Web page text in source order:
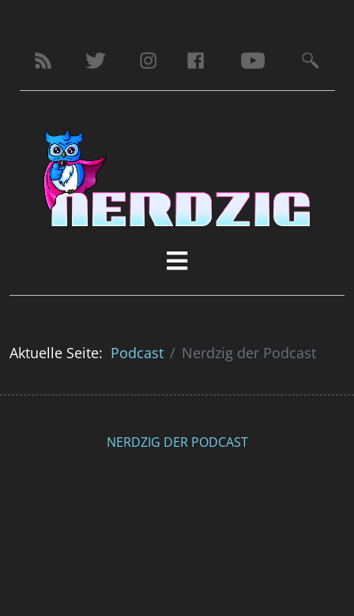
Aktuelle Seite: Podcast Nerdzig der Podcast
NERDZIG DER PODCAST